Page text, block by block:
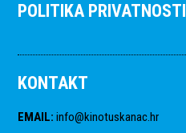
POLITIKA PRIVATNOSTI
KONTAKT
EMAIL: info@kinotuskanac.hr